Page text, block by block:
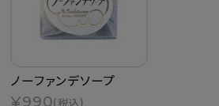
ノーファンデソープ
¥990(税込)